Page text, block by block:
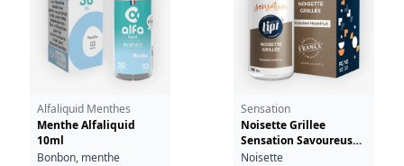
Alfaliquid Menthes
Menthe Alfaliquid
10ml
Bonbon, menthe
Sensation
Noisette Grillee
Sensation Savoureuse
Le French Liquide 10ml
Noisette